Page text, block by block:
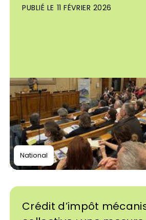
PUBLIÉ LE 11 FÉVRIER 2026
National
Crédit d’impôt